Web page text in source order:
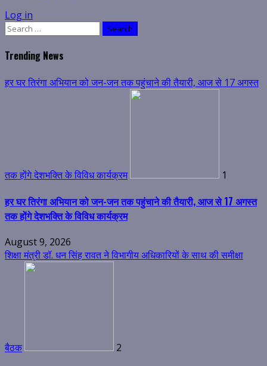
Log in
Search
Trending News
हर घर तिरंगा अभियान को जन-जन तक पहुंचाने की तैयारी, आज से 17 अगस्त
तक होंगे देशभक्ति के विविध कार्यक्रम 1
हर घर तिरंगा अभियान को जन-जन तक पहुंचाने की तैयारी, आज से 17 अगस्त
तक होंगे देशभक्ति के विविध कार्यक्रम
August 9, 2026
शिक्षा मंत्री डॉ. धन सिंह रावत ने विभागीय अधिकारियों के साथ की समीक्षा
बैठक 2